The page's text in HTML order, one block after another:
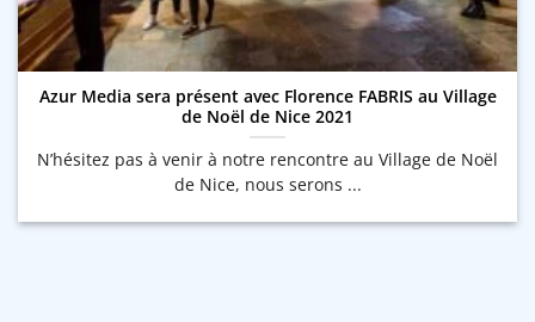
Azur Media sera présent avec Florence FABRIS au Village
de Noël de Nice 2021
N’hésitez pas à venir à notre rencontre au Village de Noël
de Nice, nous serons ...